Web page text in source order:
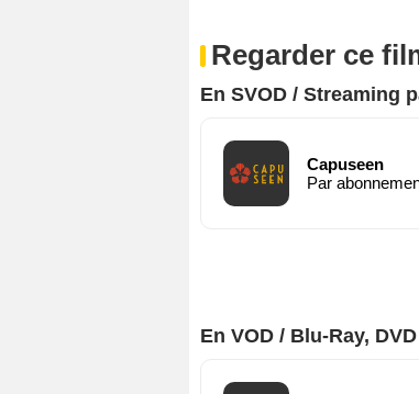
Regarder ce
En SVOD / Streaming
Capuseen
Par
En VOD / Blu-Ray, DVD